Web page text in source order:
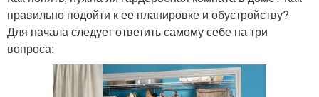
правильно подойти к ее планировке и обустройству?
Для начала следует ответить самому себе на три
вопроса: